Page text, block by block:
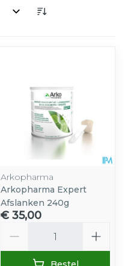
Arkopharma
Arkopharma Expert
Afslanken 240g
€ 35,00